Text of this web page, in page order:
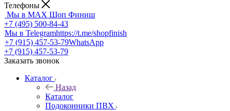
Телефоны
Мы в MAX Шоп Финиш
+7 (495) 500-84-43
Мы в Telegramhttps://t.me/shopfinish
+7 (915) 457-53-79WhatsApp
+7 (915) 457-53-79
Заказать звонок
Каталог
Назад
Каталог
Подоконники ПВХ